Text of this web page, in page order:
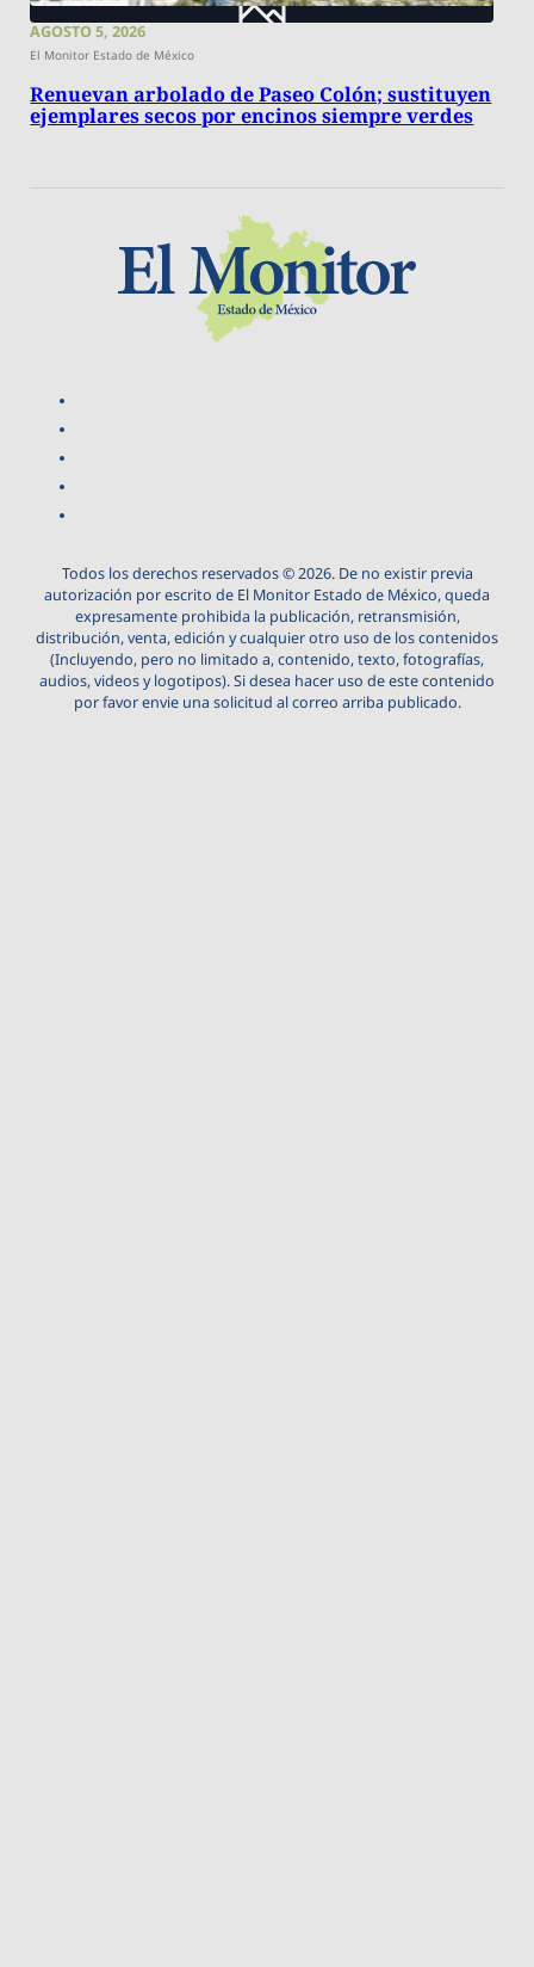
AGOSTO 5, 2026
El Monitor Estado de México
Renuevan arbolado de Paseo Colón; sustituyen
ejemplares secos por encinos siempre verdes
Todos los derechos reservados © 2026. De no existir previa
autorización por escrito de El Monitor Estado de México, queda
expresamente prohibida la publicación, retransmisión,
distribución, venta, edición y cualquier otro uso de los contenidos
(Incluyendo, pero no limitado a, contenido, texto, fotografías,
audios, videos y logotipos). Si desea hacer uso de este contenido
por favor envie una solicitud al correo arriba publicado.